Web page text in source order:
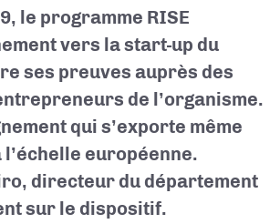
le programme RISE
vers la start-up du
ses preuves auprès des
de l’organisme.
qui s’exporte même
l’échelle européenne.
directeur du département
sur le dispositif.